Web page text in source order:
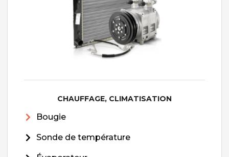
CHAUFFAGE, CLIMATISATION
Bougie
Sonde de température